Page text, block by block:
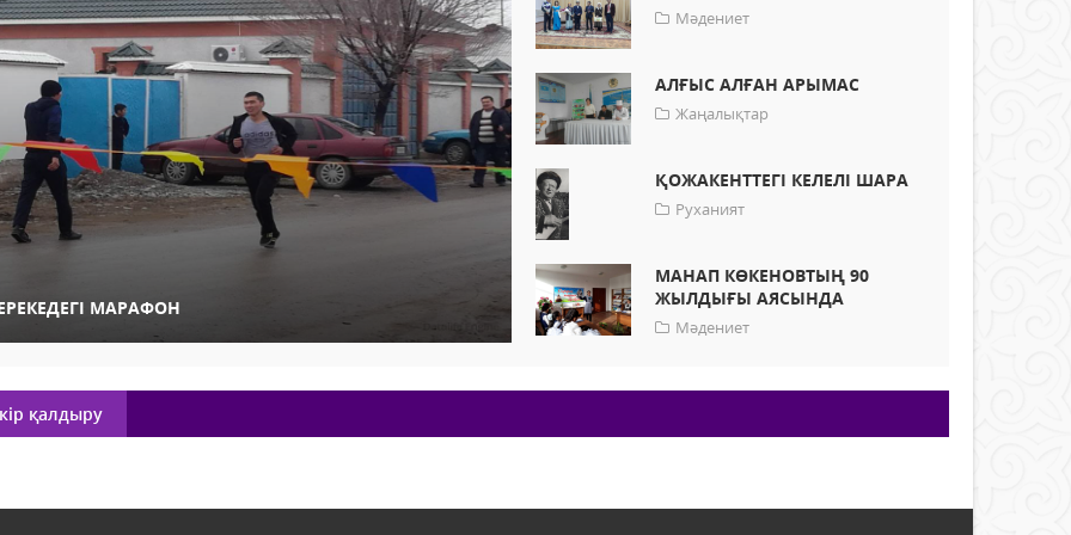
МАРАФОН
Мәдениет
АЛҒЫС АЛҒАН АРЫМАС
Жаңалықтар
ҚОЖАКЕНТТЕГІ КЕЛЕЛІ ШАРА
Руханият
МАНАП КӨКЕНОВТЫҢ 90
ЖЫЛДЫҒЫ АЯСЫНДА
Мәдениет
қалдыру